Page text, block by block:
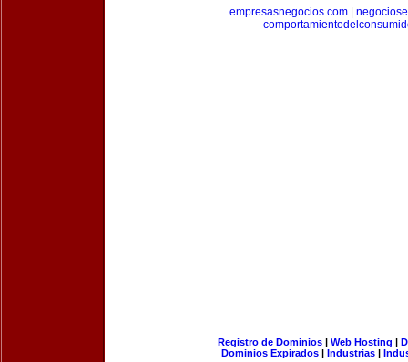
empresasnegocios.com|
Registro de Dominios| Web Hosting |
Dominios Expirados | Industrias |